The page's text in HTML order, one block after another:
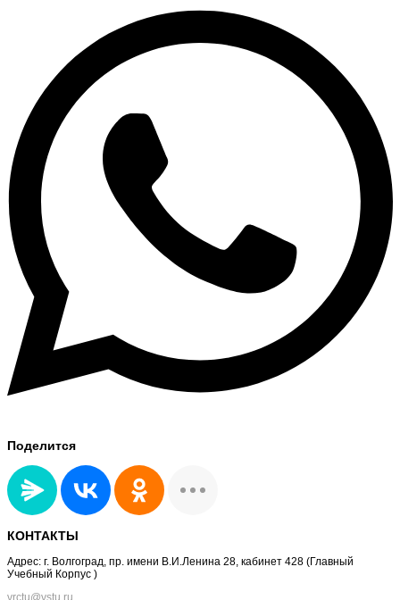
Поделится
КОНТАКТЫ
Адрес: г. Волгоград, пр. имени В.И.Ленина 28, кабинет 428 (Главный
Учебный Корпус )
vrctu@vstu.ru